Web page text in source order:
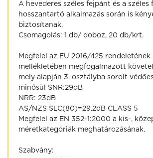
A hevederes széles fejpánt és a széles
hosszantartó alkalmazás során is
biztosítanak.
Csomagolás: 1 db/ doboz, 20 db/krt.
Megfelel az EU 2016/425 rendeletének
mellékletében megfogalmazott
mely alapján 3. osztályba sorolt
minősül SNR:29dB
NRR: 23dB
AS/NZS SLC(80)=29.2dB CLASS 5
Megfelel az EN 352-1:2000 a kis-,
méretkategóriák meghatározásának.
Szabvány: